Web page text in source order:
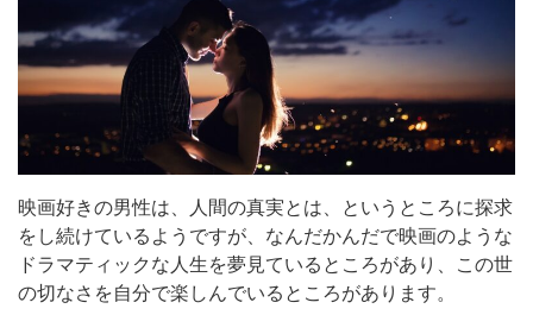
映画好きの男性は、人間の真実とは、というところに探求
をし続けているようですが、なんだかんだで映画のような
ドラマティックな人生を夢見ているところがあり、この世
の切なさを自分で楽しんでいるところがあります。